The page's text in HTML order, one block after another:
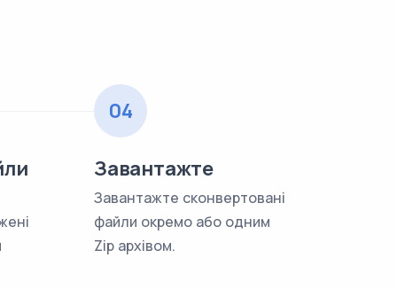
04
Завантажте
Завантажте сконвертовані
файли окремо або одним
Zip архівом.